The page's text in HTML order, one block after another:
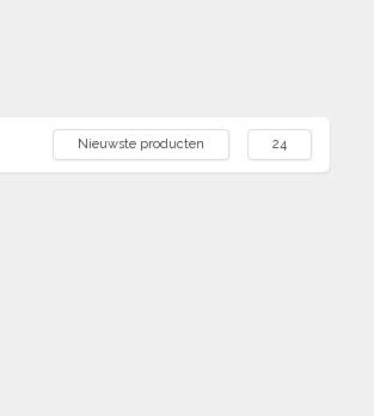
Nieuwste producten 24